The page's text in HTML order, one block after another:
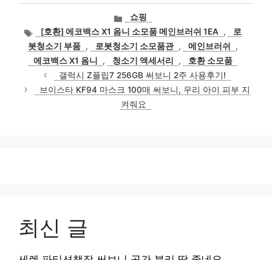
카
테
고
리
쇼핑
태
그
[호환] 에코백스 X1 옴니 소모품 메인브러쉬 1EA ,
로
봇청소기 부품 , 로봇청소기 소모품관 , 메인브러쉬
,
에코백스 X1 옴니
, 청소기 액세서리 ,
호환 소모품
갤럭시 Z플립7 256GB 써보니 2주 사용후기!
브이스타 KF94 마스크 100매 써보니, 우리 아이 피부 지
켜줘요
최신 글